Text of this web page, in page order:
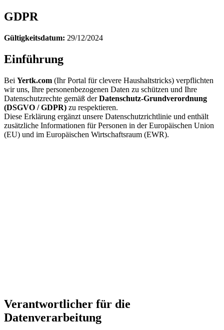
GDPR
Gültigkeitsdatum: 29/12/2024
Einführung
Bei Yertk.com (Ihr Portal für clevere Haushaltstricks) verpflichten
wir uns, Ihre personenbezogenen Daten zu schützen und Ihre
Datenschutzrechte gemäß derDatenschutz-Grundverordnung
(DSGVO / GDPR) zu respektieren.
Diese Erklärung ergänzt unsere Datenschutzrichtlinie und enthält
zusätzliche Informationen für Personen in der Europäischen Union
(EU) und im Europäischen Wirtschaftsraum (EWR).
Verantwortlicher für die
Datenverarbeitung